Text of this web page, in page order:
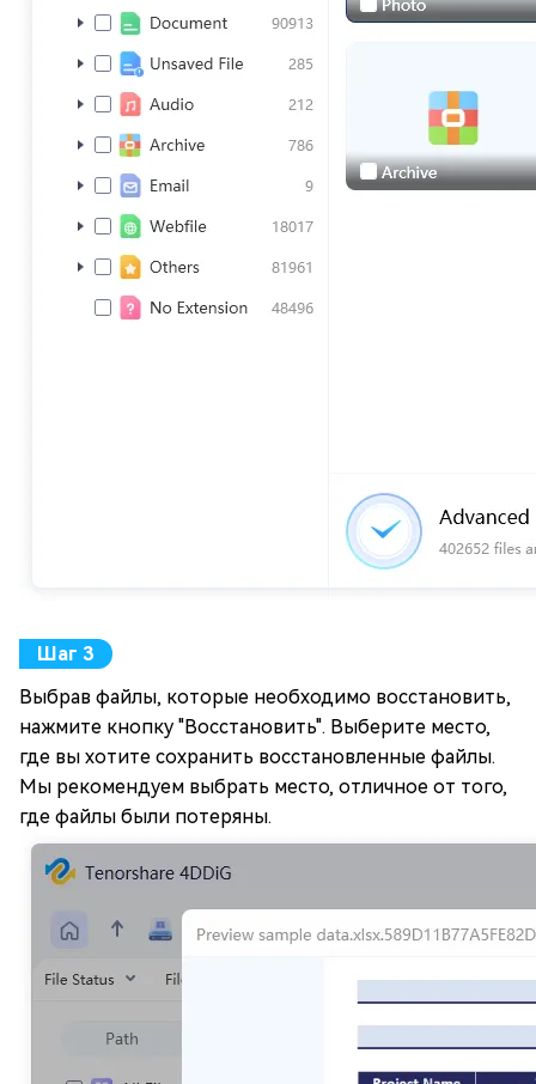
Выбрав файлы, которые необходимо восстановить,
нажмите кнопку "Восстановить". Выберите место,
где вы хотите сохранить восстановленные файлы.
Мы рекомендуем выбрать место, отличное от того,
где файлы были потеряны.